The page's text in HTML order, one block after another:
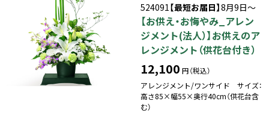
524091【最短お届日】8月9日～
【お供え・お悔やみ_アレン
ジメント(法人）】お供えのア
レンジメント（供花台付き）
12,100 円（税込）
アレンジメント/ワンサイド サイズ：
高さ85×幅55×奥行40cm（供花台含
む）